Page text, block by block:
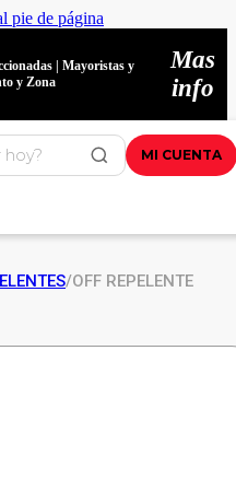
pie de página
| Mayoristas y
y Zona
Mas
info
MI CUENTA
/OFF REPELENTE